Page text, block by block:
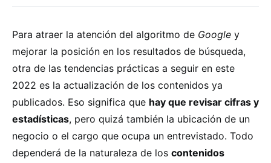
Para atraer la atención del algoritmo de Google y
mejorar la posición en los resultados de búsqueda,
otra de las tendencias prácticas a seguir en este
2022 es la actualización de los contenidos ya
publicados. Eso significa que hay que revisar cifras y
estadísticas, pero quizá también la ubicación de un
negocio o el cargo que ocupa un entrevistado. Todo
dependerá de la naturaleza de los contenidos